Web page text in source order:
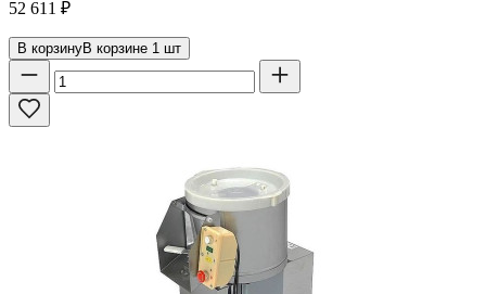
52 611 ₽
В корзинуВ корзине 1 шт